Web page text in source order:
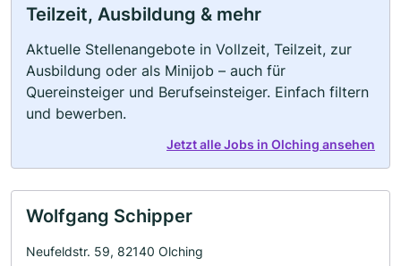
Teilzeit, Ausbildung & mehr
Aktuelle Stellenangebote in Vollzeit, Teilzeit, zur
Ausbildung oder als Minijob – auch für
Quereinsteiger und Berufseinsteiger. Einfach filtern
und bewerben.
Jetzt alle Jobs in Olching ansehen
Wolfgang Schipper
Neufeldstr. 59, 82140 Olching